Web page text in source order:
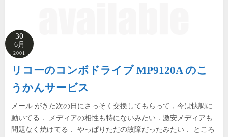
30
6月
2001
リコーのコンボドライブ MP9120A のこ
うかんサービス
メール がきた次の日にさっそく交換してもらって，今は快調に
動いてる． メディアの相性も特にないみたい．激安メディアも
問題なく焼けてる． やっぱりただの故障だったみたい． ところ